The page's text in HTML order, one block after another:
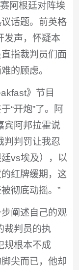
阿根廷对阵埃
话题。前英格
发声，怀疑本
指裁判员们面
的顾虑。
》节目
“开炮”了。阿
宾阿邦拉霍说
判判罚让我忍
vs埃及），以
红牌缓期，这
彻底动摇。”
阐述自己的观
裁判员的执
规根本不成
尖而已，他却